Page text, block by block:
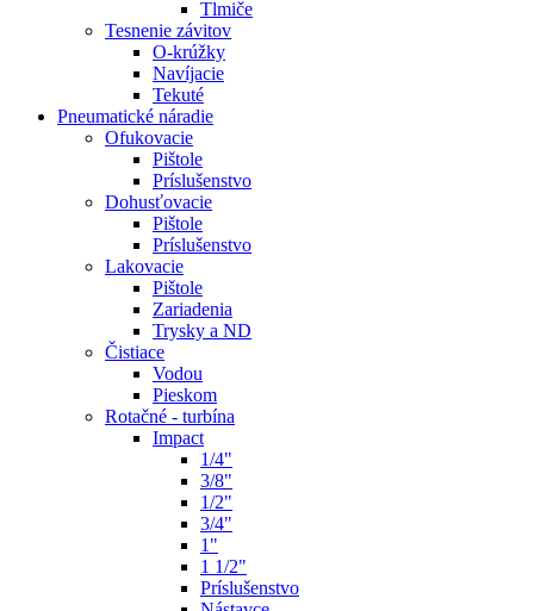
Tlmiče
Tesnenie závitov
O-krúžky
Navíjacie
Tekuté
Pneumatické náradie
Ofukovacie
Pištole
Príslušenstvo
Dohusťovacie
Pištole
Príslušenstvo
Lakovacie
Pištole
Zariadenia
Trysky a ND
Čistiace
Vodou
Pieskom
Rotačné - turbína
Impact
1/4"
3/8"
1/2"
3/4"
1"
1 1/2"
Príslušenstvo